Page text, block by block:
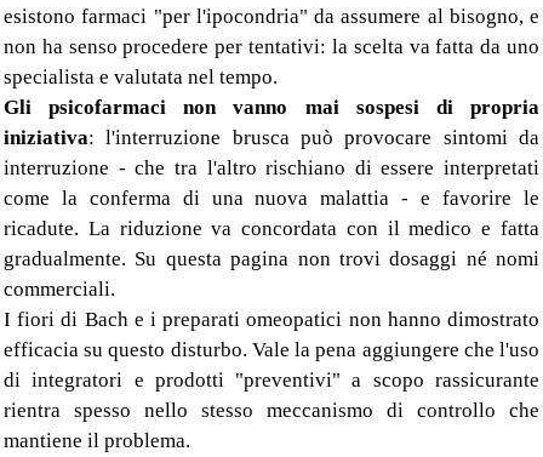
esistono farmaci "per l'ipocondria" da assumere al bisogno, e
non ha senso procedere per tentativi: la scelta va fatta da uno
specialista e valutata nel tempo.
Gli psicofarmaci non vanno mai sospesi di propria
iniziativa: l'interruzione brusca può provocare sintomi da
interruzione - che tra l'altro rischiano di essere interpretati
come la conferma di una nuova malattia - e favorire le
ricadute. La riduzione va concordata con il medico e fatta
gradualmente. Su questa pagina non trovi dosaggi né nomi
commerciali.
I fiori di Bach e i preparati omeopatici non hanno dimostrato
efficacia su questo disturbo. Vale la pena aggiungere che l'uso
di integratori e prodotti "preventivi" a scopo rassicurante
rientra spesso nello stesso meccanismo di controllo che
mantiene il problema.